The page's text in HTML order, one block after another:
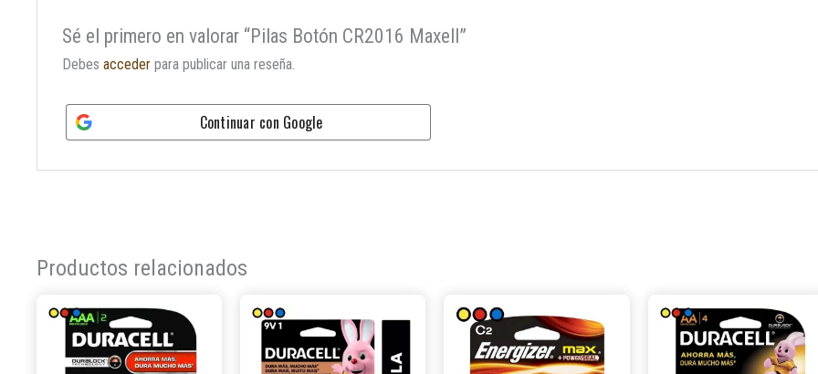
Sé el primero en valorar “Pilas Botón CR2016 Maxell”
Debes accederpara publicar una reseña.
Continuar con Google
Productos relacionados